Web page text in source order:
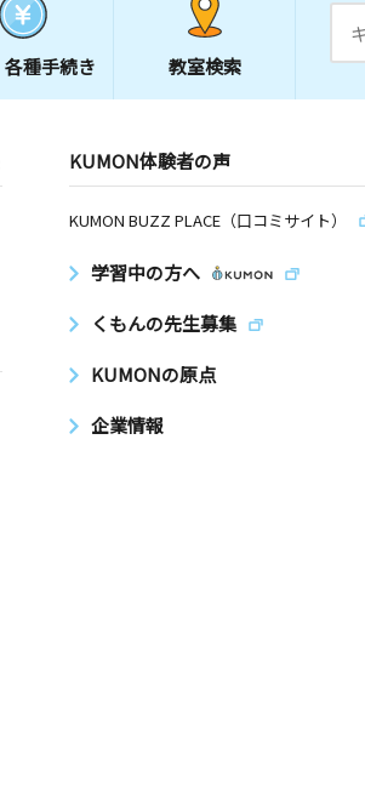
各種手続き 教室検索
KUMON体験者の声
KUMON BUZZ PLACE（口コミサイト）
学習中の方へ
くもんの先生募集
KUMONの原点
企業情報